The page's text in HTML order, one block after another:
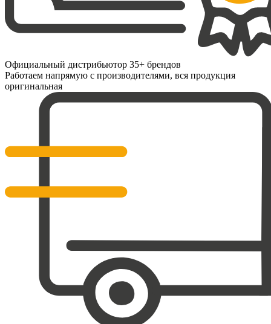
Официальный дистрибьютор 35+ брендов
Работаем напрямую с производителями, вся продукция
оригинальная